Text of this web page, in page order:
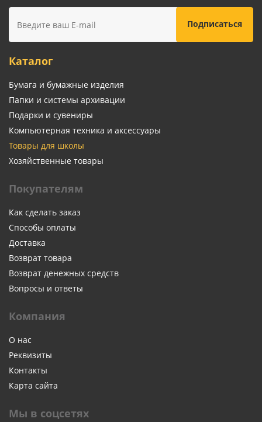
Каталог
Бумага и бумажные изделия
Папки и системы архивации
Подарки и сувениры
Компьютерная техника и аксессуары
Товары для школы
Хозяйственные товары
Покупателям
Как сделать заказ
Способы оплаты
Доставка
Возврат товара
Возврат денежных средств
Вопросы и ответы
Компания
О нас
Реквизиты
Контакты
Карта сайта
Мы в соцсетях